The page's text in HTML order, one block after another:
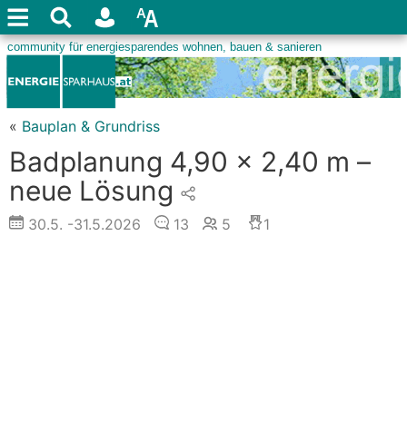
« Bauplan & Grundriss
Badplanung 4,90 x 2,40 m –
neue Lösung
30.5. -31.5.2026 13 5 1